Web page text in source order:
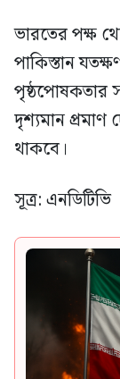
ভারতের পক্ষ
পাকিস্তান
পৃষ্ঠপোষকতার
দৃশ্যমান প্রমাণ
থাকবে।
সূত্র: এনডিটিভি